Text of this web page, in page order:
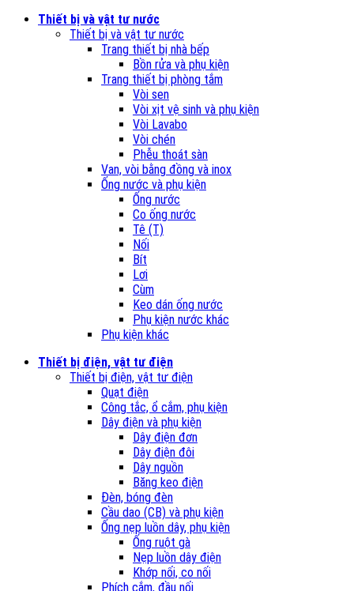
Thiết bị và vật tư nước
Thiết bị và vật tư nước
Trang thiết bị nhà bếp
Bồn rửa và phụ kiện
Trang thiết bị phòng tắm
Vòi sen
Vòi xịt vệ sinh và phụ kiện
Vòi Lavabo
Vòi chén
Phễu thoát sàn
Van, vòi bằng đồng và inox
Ống nước và phụ kiện
Ống nước
Co ống nước
Tê (T)
Nối
Bít
Lơi
Cùm
Keo dán ống nước
Phụ kiện nước khác
Phụ kiện khác
Thiết bị điện, vật tư điện
Thiết bị điện, vật tư điện
Quạt điện
Công tắc, ổ cắm, phụ kiện
Dây điện và phụ kiện
Dây điện đơn
Dây điện đôi
Dây nguồn
Băng keo điện
Đèn, bóng đèn
Cầu dao (CB) và phụ kiện
Ống nẹp luồn dây, phụ kiện
Ống ruột gà
Nẹp luồn dây điện
Khớp nối, co nối
Phích cắm, đầu nối